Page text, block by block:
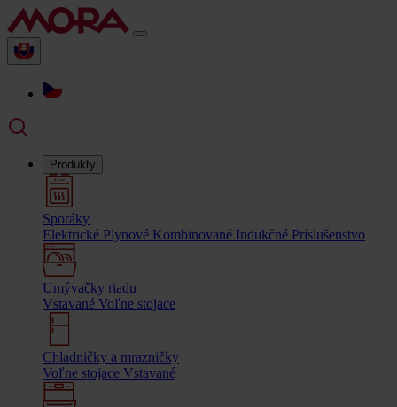
Produkty
Sporáky
Elektrické Plynové Kombinované Indukčné Príslušenstvo
Umývačky riadu
Vstavané Voľne stojace
Chladničky a mrazničky
Voľne stojace Vstavané